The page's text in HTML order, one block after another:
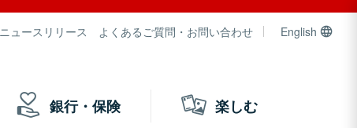
ニュースリリース よくあるご質問・お問い合わせ English
銀行・保険 楽しむ